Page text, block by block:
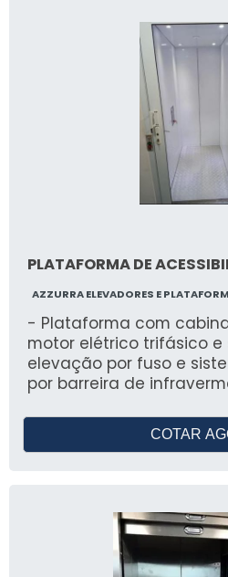
PLATAFORMA DE
AZZURRA ELEVADORES E
- Plataforma com
motor elétrico trifásico e
elevação por fuso e sistema de segurança
por barreira de infravermelho;- São
pintura eletrostática,
chapa de aço ou vidro e
metros com velocidade
Capacidade de peso
cadeirante com
COTAR